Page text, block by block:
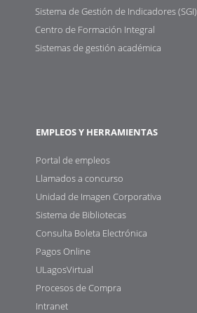
Sistema de Gestión de Indicadores (SGI)
Centro de Formación Integral
Sistemas de gestión académica
EMPLEOS Y HERRAMIENTAS
Portal de empleos
Llamados a concurso
Unidad de Imagen Corporativa
Sistema de Bibliotecas
Consulta Boleta Electrónica
Pagos Online
ULagosVirtual
Procesos de Compra
Intranet